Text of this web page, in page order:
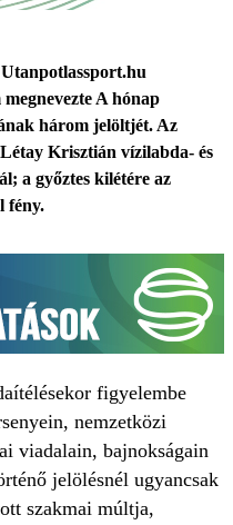
A hónap
három jelöltjét. Az
Krisztián vízilabda- és
a győztes kilétére az
fény.
figyelembe
nemzetközi
viadalain, bajnokságain
jelölésnél ugyancsak
szakmai múltja,